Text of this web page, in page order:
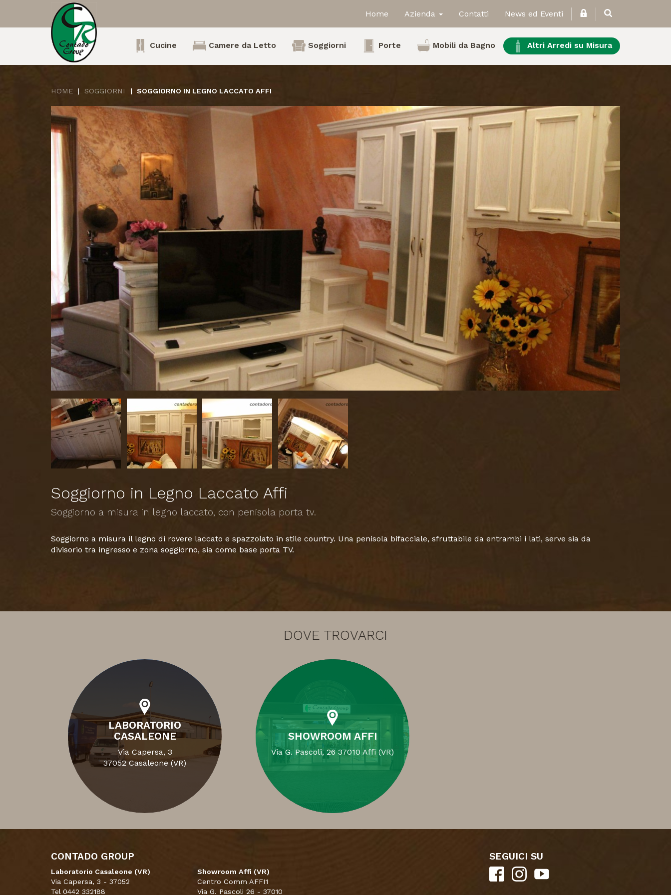
Home Azienda Contatti News ed Eventi
Cucine Camere da Letto Soggiorni Porte Mobili da Bagno Altri Arredi su Misura
HOME SOGGIORNI SOGGIORNO IN LEGNO LACCATO AFFI
Soggiorno in Legno Laccato Affi
Soggiorno a misura in legno laccato, con penisola porta tv.
Soggiorno a misura il legno di rovere laccato e spazzolato in stile country. Una penisola bifacciale, sfruttabile da entrambi i lati, serve sia da
divisorio tra ingresso e zona soggiorno, sia come base porta TV.
DOVE TROVARCI
LABORATORIO
CASALEONE
Via Capersa, 3
37052 Casaleone (VR)
SHOWROOM AFFI
Via G. Pascoli, 26 37010 Affi (VR)
CONTADO GROUP
Laboratorio Casaleone (VR)
Via Capersa, 3 - 37052
Tel 0442 332188
Showroom Affi (VR)
Centro Comm AFFI1
Via G. Pascoli 26 - 37010
SEGUICI SU